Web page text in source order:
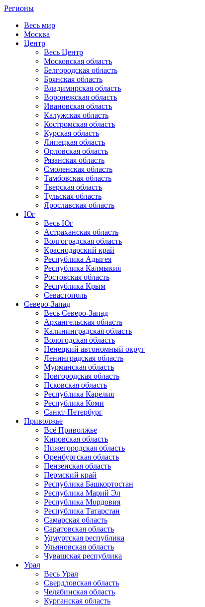
Регионы
Весь мир
Москва
Центр
Весь Центр
Московская область
Белгородская область
Брянская область
Владимирская область
Воронежская область
Ивановская область
Калужская область
Костромская область
Курская область
Липецкая область
Орловская область
Рязанская область
Смоленская область
Тамбовская область
Тверская область
Тульская область
Ярославская область
Юг
Весь Юг
Астраханская область
Волгоградская область
Краснодарский край
Республика Адыгея
Республика Калмыкия
Ростовская область
Республика Крым
Севастополь
Северо-Запад
Весь Северо-Запад
Архангельская область
Калининградская область
Вологодская область
Ненецкий автономный округ
Ленинградская область
Мурманская область
Новгородская область
Псковская область
Республика Карелия
Республика Коми
Санкт-Петербург
Приволжье
Всё Приволжье
Кировская область
Нижегородская область
Оренбургская область
Пензенская область
Пермский край
Республика Башкортостан
Республика Марий Эл
Республика Мордовия
Республика Татарстан
Самарская область
Саратовская область
Удмуртская республика
Ульяновская область
Чувашская республика
Урал
Весь Урал
Свердловская область
Челябинская область
Курганская область